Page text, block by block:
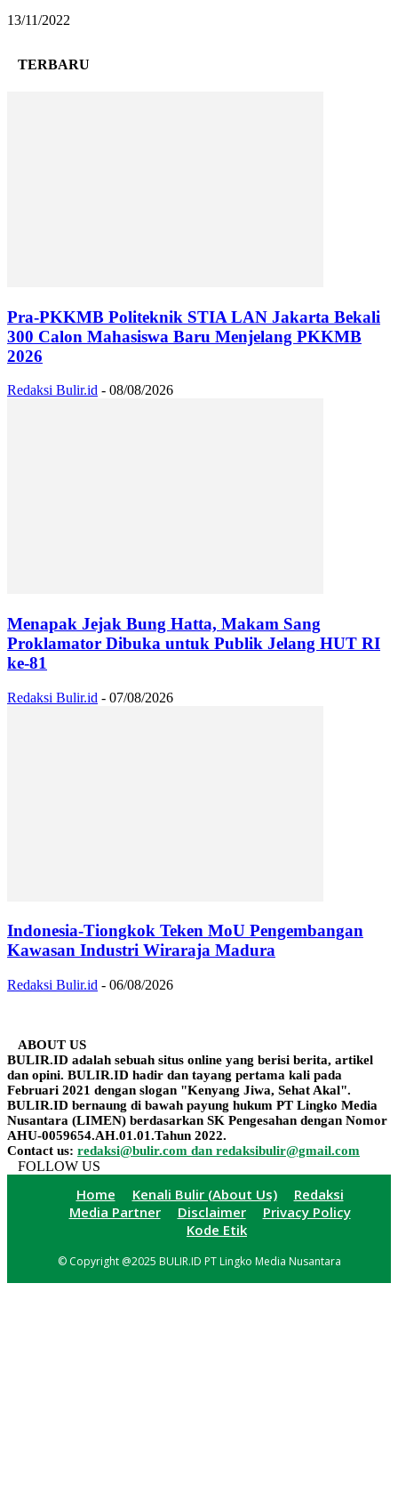
13/11/2022
TERBARU
Pra-PKKMB Politeknik STIA LAN Jakarta Bekali
300 Calon Mahasiswa Baru Menjelang PKKMB
2026
Redaksi Bulir.id - 08/08/2026
Menapak Jejak Bung Hatta, Makam Sang
Proklamator Dibuka untuk Publik Jelang HUT RI
ke-81
Redaksi Bulir.id - 07/08/2026
Indonesia-Tiongkok Teken MoU Pengembangan
Kawasan Industri Wiraraja Madura
Redaksi Bulir.id - 06/08/2026
ABOUT US
BULIR.ID adalah sebuah situs online yang berisi berita, artikel
dan opini. BULIR.ID hadir dan tayang pertama kali pada
Februari 2021 dengan slogan "Kenyang Jiwa, Sehat Akal".
BULIR.ID bernaung di bawah payung hukum PT Lingko Media
Nusantara (LIMEN) berdasarkan SK Pengesahan dengan Nomor
AHU-0059654.AH.01.01.Tahun 2022.
Contact us: redaksi@bulir.com dan redaksibulir@gmail.com
FOLLOW US
Home Kenali Bulir (About Us)
Redaksi
Media Partner
Disclaimer
Privacy Policy
Kode Etik
© Copyright @2025 BULIR.ID PT Lingko Media Nusantara